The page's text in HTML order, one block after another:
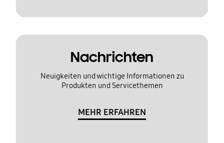
Nachrichten
Neuigkeiten und wichtige Informationen zu
Produkten und Servicethemen
MEHR ERFAHREN